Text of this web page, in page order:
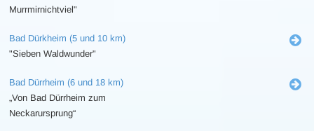
Murrmirnichtviel"
Bad Dürkheim (5 und 10 km)
"Sieben Waldwunder"
Bad Dürrheim (6 und 18 km)
„Von Bad Dürrheim zum
Neckarursprung“